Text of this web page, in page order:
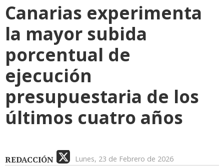
Canarias experimenta
la mayor subida
porcentual de
ejecución
presupuestaria de los
últimos cuatro años
REDACCIÓN Lunes, 23 de Febrero de 2026